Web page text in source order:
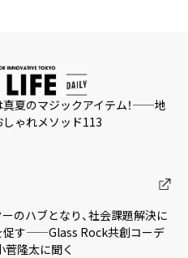
真夏のマジックアイテム！——地
ゃれメソッド113
のハブとなり、社会課題解決に
促す——Glass Rock共創コーデ
菅隆太に聞く